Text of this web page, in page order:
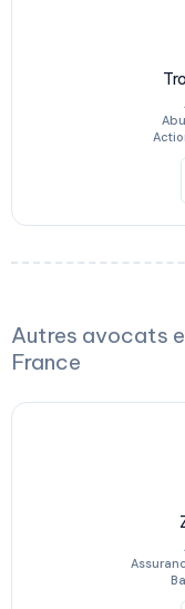
Autres avocats
France